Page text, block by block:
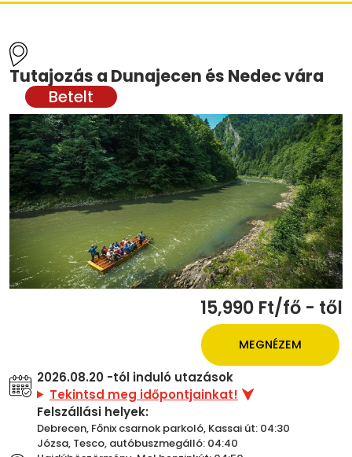
Tutajozás a Dunajecen és Nedec vára
15,990 Ft/fő - től
MEGNÉZEM
2026.08.20 -tól induló utazások
Tekintsd meg időpontjainkat!
Felszállási helyek:
Debrecen, Főnix csarnok parkoló, Kassai út: 04:30
Józsa, Tesco, autóbuszmegálló: 04:40